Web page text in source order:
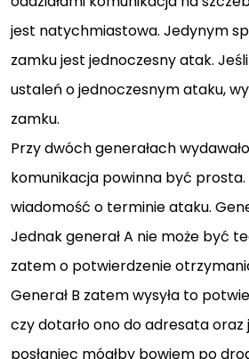
jest natychmiastowa. Jedynym
zamku jest jednoczesny atak.
ustaleń o jednoczesnym ataku,
zamku.
Przy dwóch generałach
komunikacja powinna być prosta.
wiadomość o terminie ataku.
Jednak generał A nie może być
zatem o potwierdzenie
Generał B zatem wysyła to
czy dotarło ono do adresata oraz
posłaniec mógłby bowiem po